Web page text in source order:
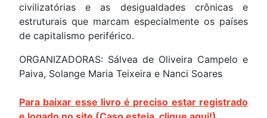
civilizatórias e as desigualdades crônicas e
estruturais que marcam especialmente os países
de capitalismo periférico.
ORGANIZADORAS: Sálvea de Oliveira Campelo e
Paiva, Solange Maria Teixeira e Nanci Soares
Para baixar esse livro é preciso estar registrado